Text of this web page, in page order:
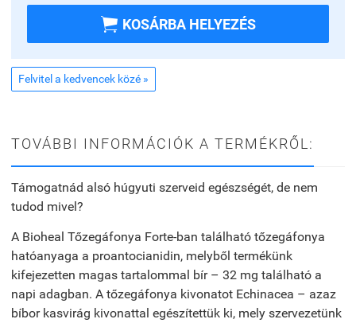
 KOSÁRBA HELYEZÉS
Felvitel a kedvencek közé »
TOVÁBBI INFORMÁCIÓK A TERMÉKRŐL:
Támogatnád alsó húgyuti szerveid egészségét, de nem
tudod mivel?
A Bioheal Tőzegáfonya Forte-ban található tőzegáfonya
hatóanyaga a proantocianidin, melyből termékünk
kifejezetten magas tartalommal bír – 32 mg található a
napi adagban. A tőzegáfonya kivonatot Echinacea – azaz
bíbor kasvirág kivonattal egészítettük ki, mely szervezetünk